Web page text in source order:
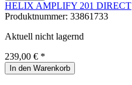
HELIX AMPLIFY 201 DIRECT
Produktnummer: 33861733
Aktuell nicht lagernd
239,00 € *
In den Warenkorb